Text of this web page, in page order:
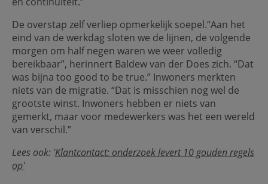
De overstap zelf verliep opmerkelijk soepel.“Aan het
eind van de werkdag sloten we de lijnen, de volgende
morgen om half negen waren we weer volledig
bereikbaar”, herinnert Baldew van der Does zich. “Dat
was bijna too good to be true.” Inwoners merkten
niets van de migratie. “Dat is misschien nog wel de
grootste winst. Inwoners hebben er niets van
gemerkt, maar voor medewerkers was het een wereld
van verschil.”
Lees ook: 'Klantcontact: onderzoek levert 10 gouden regels
op'